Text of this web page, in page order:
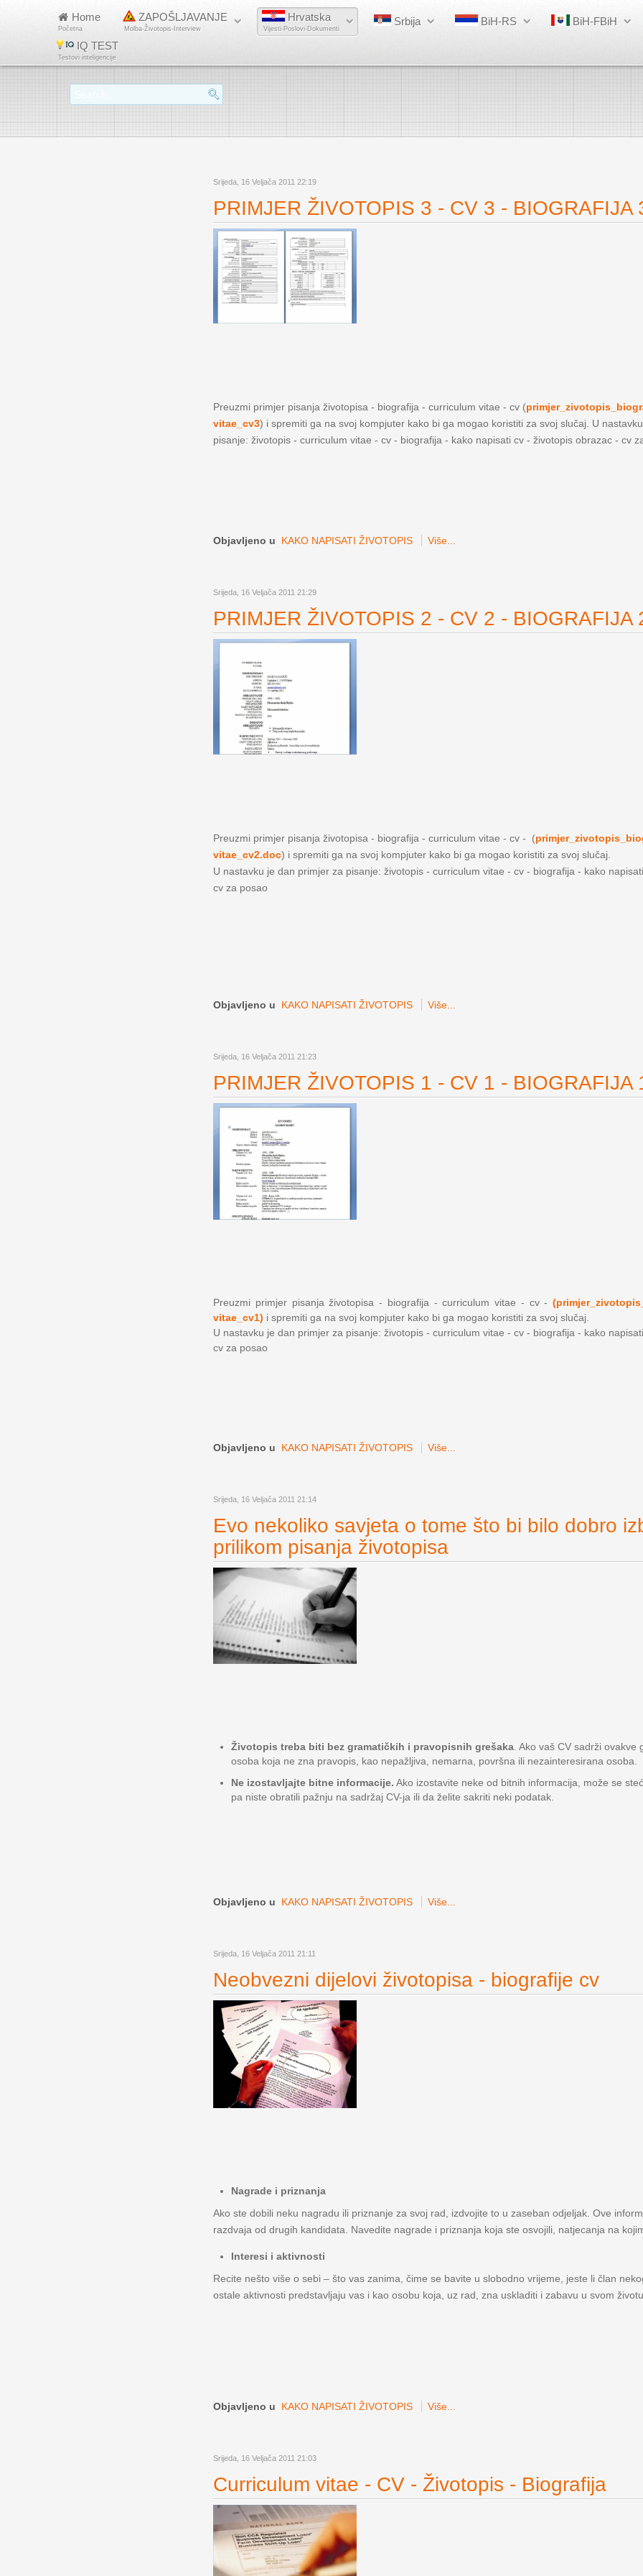
Home
Početna
ZAPOŠLJAVANJE
Molba-Životopis-Interview
Hrvatska
Vijesti-Poslovi-Dokumenti
Srbija BiH-RS
BiH-FBiH
IQ TEST
Testovi inteligencije
Srijeda, 16 Veljača 2011 22:19
PRIMJER ŽIVOTOPIS 3 - CV 3 - BIOGRAFIJA
Preuzmi primjer pisanja životopisa - biografija - curriculum vitae - cv (
vitae_cv3) i spremiti ga na svoj kompjuter kako bi ga mogao koristiti za svoj slučaj. U
pisanje: životopis - curriculum vitae - cv - biografija - kako napisati cv - životopis obrazac - cv
Objavljeno u KAKO NAPISATI ŽIVOTOPIS Više...
Srijeda, 16 Veljača 2011 21:29
PRIMJER ŽIVOTOPIS 2 - CV 2 - BIOGRAFIJA
Preuzmi primjer pisanja životopisa - biografija - curriculum vitae - cv - (
vitae_cv2.doc) i spremiti ga na svoj kompjuter kako bi ga mogao koristiti za svoj slučaj.
U nastavku je dan primjer za pisanje: životopis - curriculum vitae - cv - biografija - kako
cv za posao
Objavljeno u KAKO NAPISATI ŽIVOTOPIS Više...
Srijeda, 16 Veljača 2011 21:23
PRIMJER ŽIVOTOPIS 1 - CV 1 - BIOGRAFIJA
Preuzmi primjer pisanja životopisa - biografija - curriculum vitae - cv -
vitae_cv1) i spremiti ga na svoj kompjuter kako bi ga mogao koristiti za svoj slučaj.
U nastavku je dan primjer za pisanje: životopis - curriculum vitae - cv - biografija - kako
cv za posao
Objavljeno u KAKO NAPISATI ŽIVOTOPIS Više...
Srijeda, 16 Veljača 2011 21:14
Evo nekoliko savjeta o tome što bi bilo dobro
prilikom pisanja životopisa
Životopis treba biti bez gramatičkih i pravopisnih grešaka . Ako vaš CV sadrži
osoba koja ne zna pravopis, kao nepažljiva, nemarna, površna ili nezainteresirana osoba.
Ne izostavljajte bitne informacije. Ako izostavite neke od bitnih informacija, može se
pa niste obratili pažnju na sadržaj CV-ja ili da želite sakriti neki podatak.
Objavljeno u KAKO NAPISATI ŽIVOTOPIS Više...
Srijeda, 16 Veljača 2011 21:11
Neobvezni dijelovi životopisa - biografije cv
Nagrade i priznanja
Ako ste dobili neku nagradu ili priznanje za svoj rad, izdvojite to u zaseban odjeljak. Ove
razdvaja od drugih kandidata. Navedite nagrade i priznanja koja ste osvojili, natjecanja na
Interesi i aktivnosti
Recite nešto više o sebi – što vas zanima, čime se bavite u slobodno vrijeme, jeste li član
ostale aktivnosti predstavljaju vas i kao osobu koja, uz rad, zna uskladiti i zabavu u svom
Objavljeno u KAKO NAPISATI ŽIVOTOPIS Više...
Srijeda, 16 Veljača 2011 21:03
Curriculum vitae - CV - Životopis - Biografija